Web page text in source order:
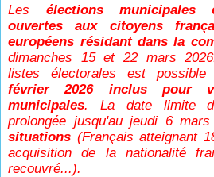
Les élections municipales
ouvertes aux citoyens
européens résidant dans la
dimanches 15 et 22 mars
listes électorales est possible
février 2026 inclus pour
municipales. La date limite
prolongée jusqu'au jeudi 6
situations (Français atteignant
acquisition de la nationalité
recouvré...).